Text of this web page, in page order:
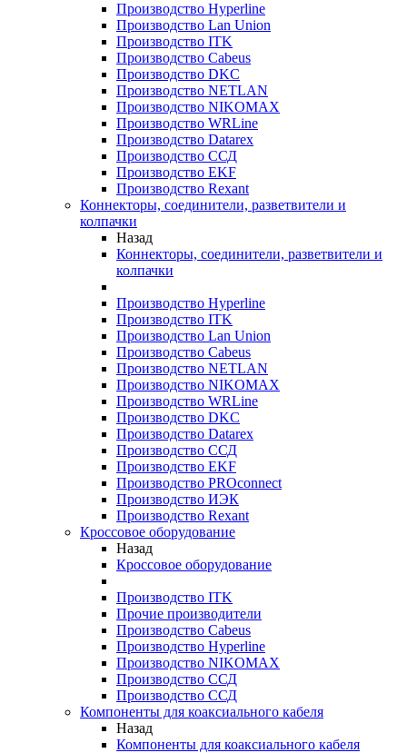
Производство Hyperline
Производство Lan Union
Производство ITK
Производство Cabeus
Производство DKC
Производство NETLAN
Производство NIKOMAX
Производство WRLine
Производство Datarex
Производство ССД
Производство EKF
Производство Rexant
Коннекторы, соединители, разветвители и
колпачки
Назад
Коннекторы, соединители, разветвители и
колпачки
Производство Hyperline
Производство ITK
Производство Lan Union
Производство Cabeus
Производство NETLAN
Производство NIKOMAX
Производство WRLine
Производство DKC
Производство Datarex
Производство ССД
Производство EKF
Производство PROconnect
Производство ИЭК
Производство Rexant
Кроссовое оборудование
Назад
Кроссовое оборудование
Производство ITK
Прочие производители
Производство Cabeus
Производство Hyperline
Производство NIKOMAX
Производство ССД
Производство ССД
Компоненты для коаксиального кабеля
Назад
Компоненты для коаксиального кабеля